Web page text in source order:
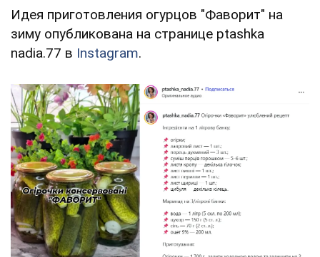
Идея приготовления огурцов "Фаворит" на
зиму опубликована на странице ptashka
nadia.77 в Instagram.